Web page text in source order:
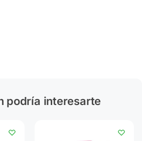
podría interesarte